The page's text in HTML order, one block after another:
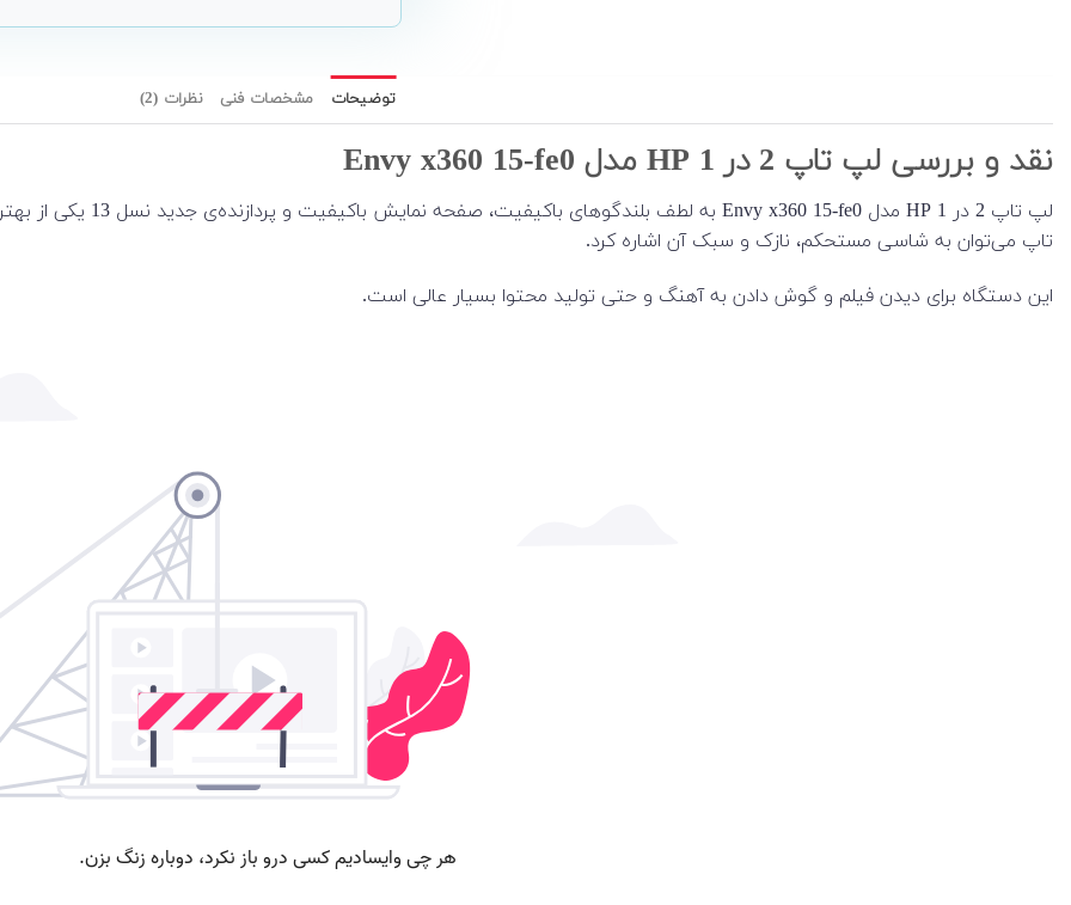
توضیحات مشخصات فنی نظرات (2)
نقد و بررسی لپ تاپ 2 در 1 HP مدل Envy x360 15-fe0
تاپ می‌توان به شاسی مستحکم، نازک و سبک آن اشاره کرد.
این دستگاه برای دیدن فیلم و گوش دادن به آهنگ و حتی تولید محتوا بسیار عالی است.